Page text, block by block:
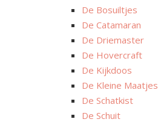
De Bosuiltjes
De Catamaran
De Driemaster
De Hovercraft
De Kijkdoos
De Kleine Maatjes
De Schatkist
De Schuit